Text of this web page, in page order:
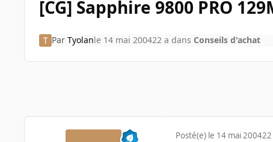
[CG] Sapphire 9800 PRO
Par Tyolanle 14 mai 200422 a dans Conseils d'achat
Posté(e) le 14 mai 200422